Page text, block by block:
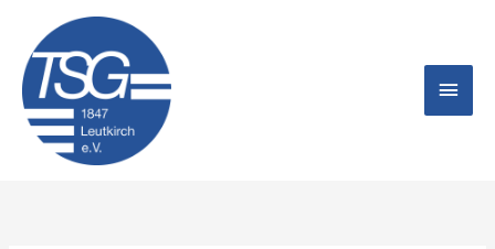
Inhalt
springen